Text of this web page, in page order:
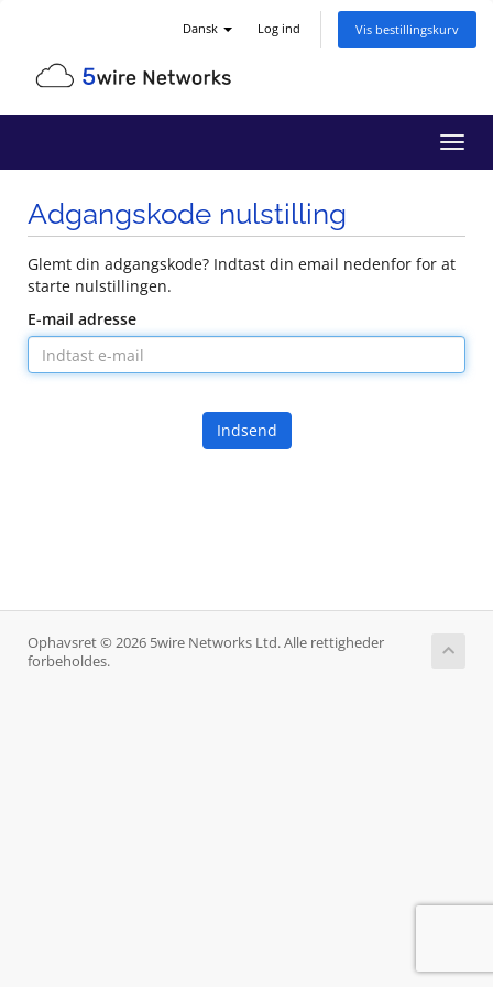
Dansk Log ind Vis bestillingskurv
Skift
Adgangskode nulstilling
Glemt din adgangskode? Indtast din email nedenfor for at
starte nulstillingen.
E-mail adresse
Indsend
Ophavsret © 2026 5wire Networks Ltd. Alle rettigheder
forbeholdes.